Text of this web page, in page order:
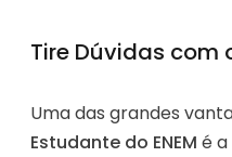
Tire Dúvidas com
Uma das grandes
Estudante do ENEM é